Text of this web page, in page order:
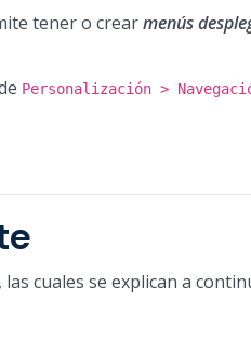
tener o crearmenús
Personalización >
cuales se explican a